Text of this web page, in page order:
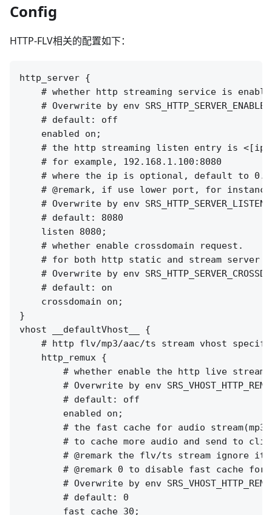
Config
HTTP-FLV相关的配置如下：
http_server {
# whether http streaming service is
    # Overwrite by env SRS_HTTP_SERVER_ENABLED
    # default: off
    enabled on;
# the http streaming listen entry is
    # for example, 192.168.1.100:8080
# where the ip is optional, default to
# @remark, if use lower port, for
    # Overwrite by env SRS_HTTP_SERVER_LISTEN
    # default: 8080
    listen 8080;
    # whether enable crossdomain request.
# for both http static and stream server
# Overwrite by env
    # default: on
    crossdomain on;
}
vhost __defaultVhost__ {
# http flv/mp3/aac/ts stream vhost
    http_remux {
# whether enable the http live
# Overwrite by env
        # default: off
        enabled on;
# the fast cache for audio
# to cache more audio and send to
        # @remark the flv/ts stream ignore it
# @remark 0 to disable fast cache for
# Overwrite by env
        # default: 0
        fast_cache 30;